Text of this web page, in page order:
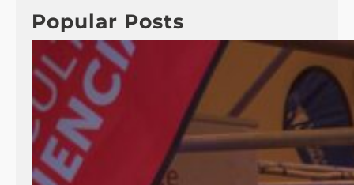
h
Popular Posts